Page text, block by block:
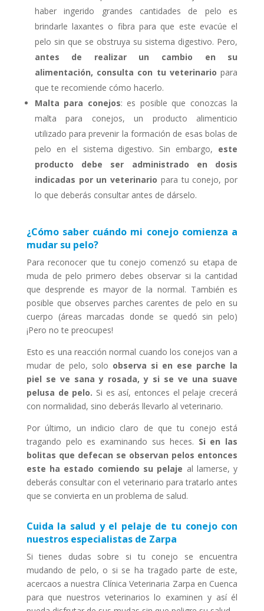
haber ingerido grandes cantidades de pelo es
brindarle laxantes o fibra para que este evacúe el
pelo sin que se obstruya su sistema digestivo. Pero,
antes de realizar un cambio en su
alimentación, consulta con tu veterinario para
que te recomiende cómo hacerlo.
Malta para conejos: es posible que conozcas la
malta para conejos, un producto alimenticio
utilizado para prevenir la formación de esas bolas de
pelo en el sistema digestivo. Sin embargo, este
producto debe ser administrado en dosis
indicadas por un veterinario para tu conejo, por
lo que deberás consultar antes de dárselo.
¿Cómo saber cuándo mi conejo comienza a
mudar su pelo?
Para reconocer que tu conejo comenzó su etapa de
muda de pelo primero debes observar si la cantidad
que desprende es mayor de la normal. También es
posible que observes parches carentes de pelo en su
cuerpo (áreas marcadas donde se quedó sin pelo)
¡Pero no te preocupes!
Esto es una reacción normal cuando los conejos van a
mudar de pelo, solo observa si en ese parche la
piel se ve sana y rosada, y si se ve una suave
pelusa de pelo. Si es así, entonces el pelaje crecerá
con normalidad, sino deberás llevarlo al veterinario.
Por último, un indicio claro de que tu conejo está
tragando pelo es examinando sus heces. Si en las
bolitas que defecan se observan pelos entonces
este ha estado comiendo su pelaje al lamerse, y
deberás consultar con el veterinario para tratarlo antes
que se convierta en un problema de salud.
Cuida la salud y el pelaje de tu conejo con
nuestros especialistas de Zarpa
Si tienes dudas sobre si tu conejo se encuentra
mudando de pelo, o si se ha tragado parte de este,
acercaos a nuestra Clínica Veterinaria Zarpa en Cuenca
para que nuestros veterinarios lo examinen y así él